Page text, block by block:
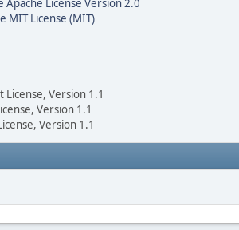
Apache License Version 2.0
MIT License (MIT)
Version 1.1
Version 1.1
Version 1.1